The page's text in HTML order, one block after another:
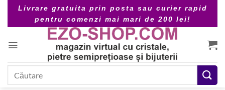
content
Livrare gratuita prin posta sau curier rapid
pentru comenzi mai mari de 200 lei!